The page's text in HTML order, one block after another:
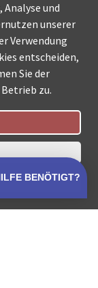
und
unserer
Verwendung
entscheiden,
Sie der
zu.
BENÖTIGT?